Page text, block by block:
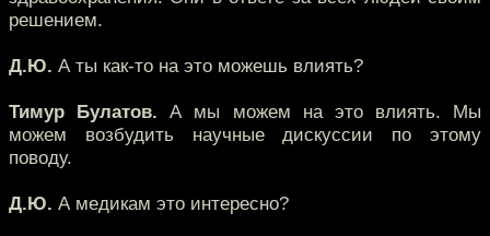
решением.
Д.Ю. А ты как-то на это можешь влиять?
Тимур Булатов. А мы можем на это влиять. Мы
можем возбудить научные дискуссии по этому
поводу.
Д.Ю. А медикам это интересно?